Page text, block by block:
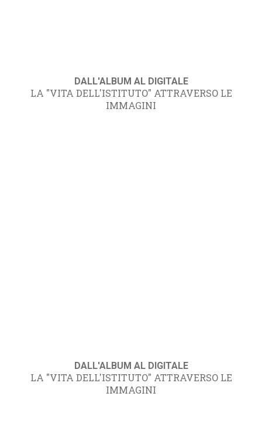
DALL'ALBUM AL DIGITALE
LA "VITA DELL'ISTITUTO" ATTRAVERSO LE
IMMAGINI
DALL'ALBUM AL DIGITALE
LA "VITA DELL'ISTITUTO" ATTRAVERSO LE
IMMAGINI